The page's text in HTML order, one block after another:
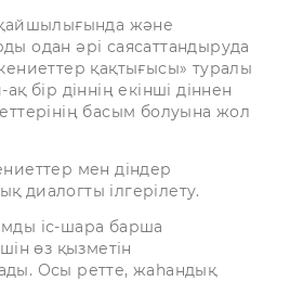
және
одан әрі саясаттандыруда
қақтығысы» туралы
бір діннің екінші діннен
басым болуына жол
мен діндер
диалогты ілгерілету.
іс-шара барша
өз қызметін
Осы ретте, жаһандық